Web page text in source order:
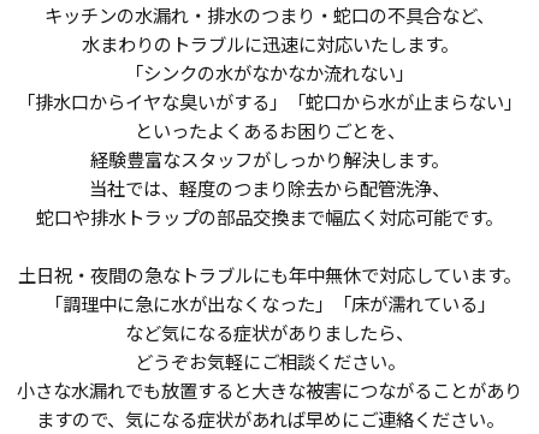
キッチンの水漏れ・排水のつまり・蛇口の不具合など、
水まわりのトラブルに迅速に対応いたします。
「シンクの水がなかなか流れない」
「排水口からイヤな臭いがする」「蛇口から水が止まらない」
といったよくあるお困りごとを、
経験豊富なスタッフがしっかり解決します。
当社では、軽度のつまり除去から配管洗浄、
蛇口や排水トラップの部品交換まで幅広く対応可能です。
土日祝・夜間の急なトラブルにも年中無休で対応しています。
「調理中に急に水が出なくなった」「床が濡れている」
など気になる症状がありましたら、
どうぞお気軽にご相談ください。
小さな水漏れでも放置すると大きな被害につながることがあり
ますので、気になる症状があれば早めにご連絡ください。